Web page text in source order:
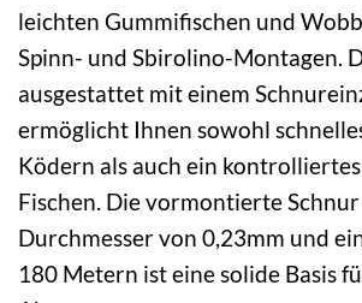
leichten Gummifischen und
Spinn- und Sbirolino-Montagen.
ausgestattet mit einem
ermöglicht Ihnen sowohl
Ködern als auch ein
Fischen. Die vormontierte
Durchmesser von 0,23mm und
180 Metern ist eine solide Basis